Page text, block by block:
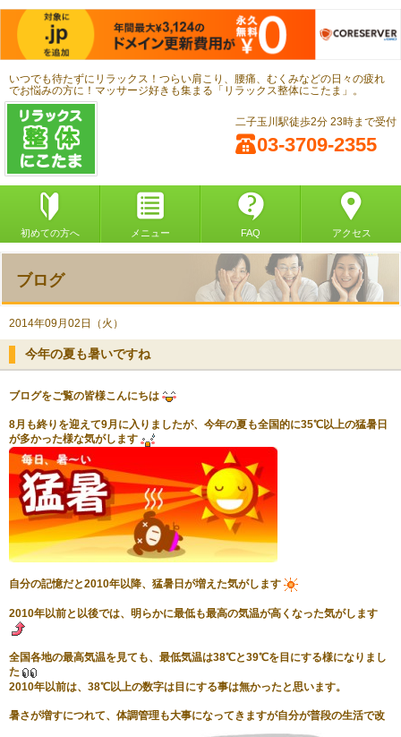
いつでも待たずにリラックス！つらい肩こり、腰痛、むくみなどの日々の疲れ
でお悩みの方に！マッサージ好きも集まる「リラックス整体にこたま」。
二子玉川駅徒歩2分 23時まで受付
03-3709-2355
初めての方へ メニュー FAQ アクセス
ブログ
2014年09月02日（火）
今年の夏も暑いですね
ブログをご覧の皆様こんにちは
8月も終りを迎えて9月に入りましたが、今年の夏も全国的に35℃以上の猛暑日
が多かった様な気がします
自分の記憶だと2010年以降、猛暑日が増えた気がします
2010年以前と以後では、明らかに最低も最高の気温が高くなった気がします
全国各地の最高気温を見ても、最低気温は38℃と39℃を目にする様になりまし
た
2010年以前は、38℃以上の数字は目にする事は無かったと思います。
暑さが増すにつれて、体調管理も大事になってきますが自分が普段の生活で改